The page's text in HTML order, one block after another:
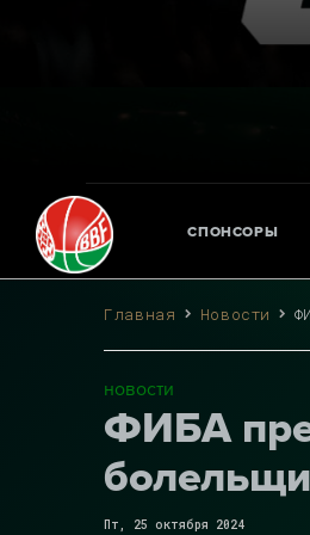
СПОНСОРЫ
Главная Новости
новости
ФИБА
Пт, 25 октября 2024